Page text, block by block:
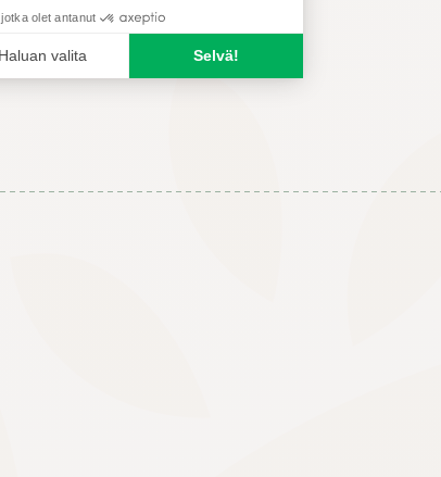
Mahdollinen käyttöaika Ei käyttöä